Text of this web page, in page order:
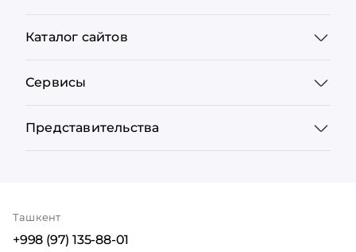
Каталог сайтов
Сервисы
Представительства
Ташкент
+998 (97) 135-88-01